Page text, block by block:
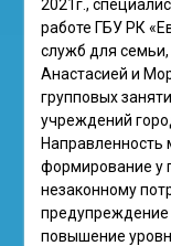
2021г.,
работе ГБУ РК
служб для
Анастасией и
групповых
учреждений
Направленность
формирование у
незаконному
предупреждение
повышение